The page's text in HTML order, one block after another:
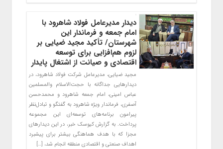
دیدار مدیرعامل فولاد شاهرود با
امام جمعه و فرماندار این
شهرستان/ تأکید مجید ضیایی بر
لزوم هم‌افزایی برای توسعه
اقتصادی و صیانت از اشتغال پایدار
مجید ضیایی، مدیرعامل شرکت فولاد شاهرود، در
دیدارهایی جداگانه با حجت‌الاسلام والمسلمین
عباس امینی، امام جمعه شاهرود و محمدحسن
آصفری، فرماندار ویژه شاهرود به گفتگو و تبادل‌نظر
پیرامون برنامه‌های توسعه‌ای این مجموعه
پرداخت. به گزارش کیوسک خبر، در این دیدارهای
مجزا که با هدف هماهنگی بیشتر برای پیشبرد
اهداف صنعتی و اقتصادی منطقه انجام شد، […]